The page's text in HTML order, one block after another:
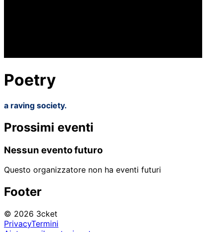
Poetry
a raving society.
Prossimi eventi
Nessun evento futuro
Questo organizzatore non ha eventi futuri
Footer
© 2026 3cket
PrivacyTermini